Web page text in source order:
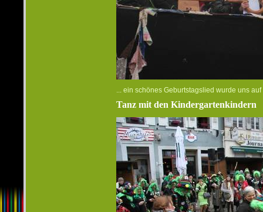
... ein schönes Geburtstagslied wurde uns
Tanz mit den Kindergartenkindern